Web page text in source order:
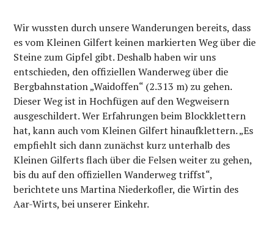
Wir wussten durch unsere Wanderungen bereits, dass
es vom Kleinen Gilfert keinen markierten Weg über die
Steine zum Gipfel gibt. Deshalb haben wir uns
entschieden, den offiziellen Wanderweg über die
Bergbahnstation „Waidoffen“ (2.313 m) zu gehen.
Dieser Weg ist in Hochfügen auf den Wegweisern
ausgeschildert. Wer Erfahrungen beim Blockklettern
hat, kann auch vom Kleinen Gilfert hinaufklettern. „Es
empfiehlt sich dann zunächst kurz unterhalb des
Kleinen Gilferts flach über die Felsen weiter zu gehen,
bis du auf den offiziellen Wanderweg triffst“,
berichtete uns Martina Niederkofler, die Wirtin des
Aar-Wirts, bei unserer Einkehr.